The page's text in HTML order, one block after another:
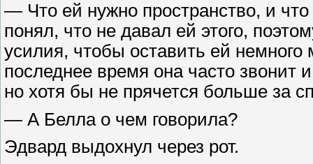
— Что ей нужно пространство, и
понял, что не давал ей этого,
усилия, чтобы оставить ей
последнее время она часто
но хотя бы не прячется больше за
— А Белла о чем говорила?
Эдвард выдохнул через рот.